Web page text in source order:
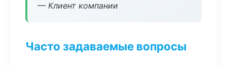
— Клиент компании
Часто задаваемые вопросы